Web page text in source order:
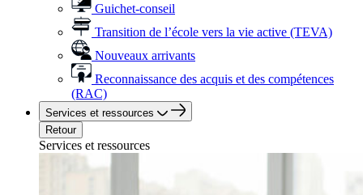
Guichet-conseil
Transition de l’école vers la vie active (TEVA)
Nouveaux arrivants
Reconnaissance des acquis et des compétences
(RAC)
Services et ressources
Retour
Services et ressources